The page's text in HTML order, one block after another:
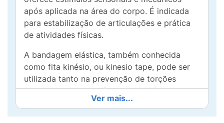
após aplicada na área do corpo. É indicada
para estabilização de articulações e prática
de atividades físicas.
A bandagem elástica, também conhecida
como fita kinésio, ou kinesio tape, pode ser
utilizada tanto na prevenção de torções
quanto na recuperação muscular. A
bandagem possui efetiva ação em aplicações
pós cirúrgicas, na fisioterapia, ajudando a
Ver mais...